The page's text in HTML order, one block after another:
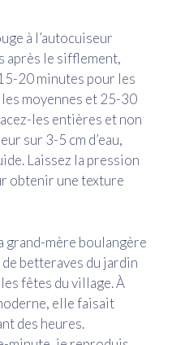
à l’autocuiseur
après le sifflement,
20 minutes pour les
moyennes et 25-30
les entières et non
sur 3-5 cm d’eau,
Laissez la pression
obtenir une texture
grand-mère boulangère
betteraves du jardin
fêtes du village. À
elle faisait
des heures.